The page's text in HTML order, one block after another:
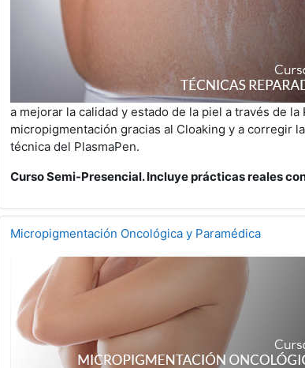
a mejorar la calidad y estado de la piel a través de
micropigmentación gracias al Cloaking y a corregir
técnica del PlasmaPen.
Curso Semi-Presencial. Incluye prácticas reales
Micropigmentación Oncológica y Paramédica